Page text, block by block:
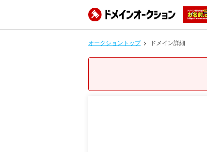
オークショントップ ドメイン詳細